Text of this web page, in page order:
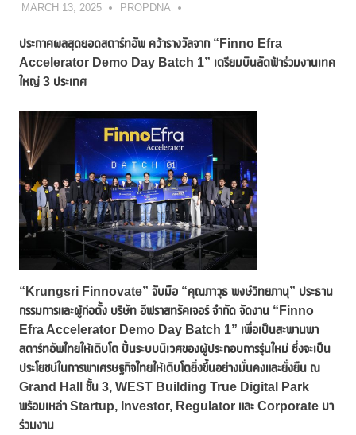
MARCH 13, 2025 PROPDNA
ประกาศผลสุดยอดสตาร์ทอัพ คว้ารางวัลจาก“Finno Efra
Accelerator Demo Day Batch 1” เตรียมบินลัดฟ้าร่วมงานเทค
ใหญ่ 3 ประเทศ
“Krungsri Finnovate” จับมือ “คุณภาวุธ พงษ์วิทยภานุ” ประธาน
กรรมการและผู้ก่อตั้ง บริษัท อีฟราสทรัคเจอร์ จำกัด จัดงาน “Finno
Efra Accelerator Demo Day Batch 1” เพื่อเป็นสะพานพา
สตาร์ทอัพไทยให้เติบโต ปั้นระบบนิเวศของผู้ประกอบการรุ่นใหม่ ซึ่งจะเป็น
ประโยชน์ในการพาเศรษฐกิจไทยให้เติบโตยิ่งขึ้นอย่างมั่นคงและยั่งยืน ณ
Grand Hall ชั้น 3, WEST Building True Digital Park
พร้อมเหล่า Startup, Investor, Regulator และ Corporate มา
ร่วมงาน